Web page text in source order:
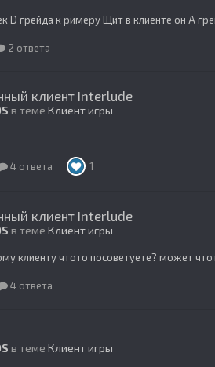
D грейда к римеру Щит в клиенте он А
2 ответа
клиент Interlude
в теме Клиент игры
4 ответа 1
клиент Interlude
в теме Клиент игры
клиенту чтото посоветуете? может
4 ответа
в теме Клиент игры